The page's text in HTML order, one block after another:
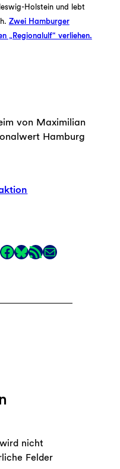
Holstein und lebt
Zwei Hamburger
„Regionalulf“ verliehen.
von Maximilian
Hamburg
LinkRSS-Feed
E-Mail
nicht
Felder